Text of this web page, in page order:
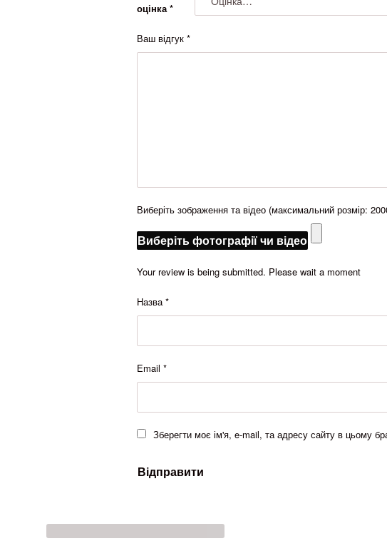
оцінка *
Ваш відгук *
Виберіть зображення та відео (максимальний розмір:
Виберіть фотографії чи відео
Your review is being submitted. Please wait a moment
Назва*
Email *
Зберегти моє ім'я, e-mail, та адресу сайту в цьому